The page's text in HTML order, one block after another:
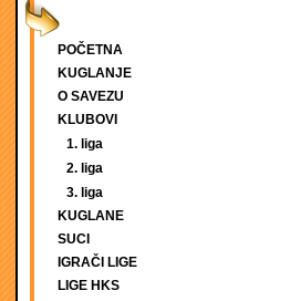
POČETNA
KUGLANJE
O SAVEZU
KLUBOVI
1. liga
2. liga
3. liga
KUGLANE
SUCI
IGRAČI LIGE
LIGE HKS